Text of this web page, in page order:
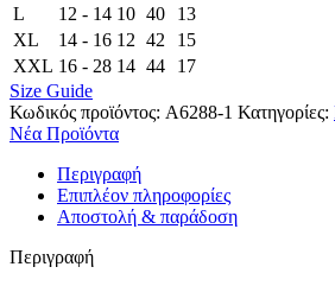
L
12 - 14 10 40
13
XL
14 - 16 12 42
15
XXL 16 - 28 14 44
17
Size Guide
Κωδικός προϊόντος: A6288-1 Κατηγορίες:
Νέα Προϊόντα
Περιγραφή
Επιπλέον πληροφορίες
Αποστολή & παράδοση
Περιγραφή